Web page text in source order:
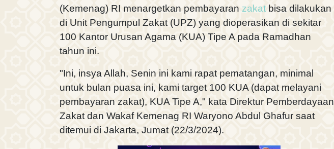
(Kemenag) RI menargetkan pembayaran zakat bisa dilakukan
di Unit Pengumpul Zakat (UPZ) yang dioperasikan di sekitar
100 Kantor Urusan Agama (KUA) Tipe A pada Ramadhan
tahun ini.
"Ini, insya Allah, Senin ini kami rapat pematangan, minimal
untuk bulan puasa ini, kami target 100 KUA (dapat melayani
pembayaran zakat), KUA Tipe A," kata Direktur Pemberdayaan
Zakat dan Wakaf Kemenag RI Waryono Abdul Ghafur saat
ditemui di Jakarta, Jumat (22/3/2024).